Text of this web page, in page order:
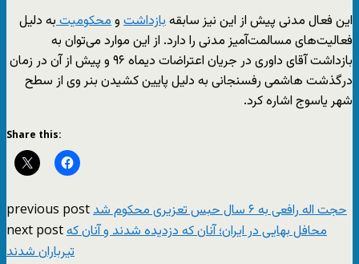
این فعال مدنی پیش از این نیز سابقهبازداشت ومحکومیتبه دلیل
فعالیت‌های مسالمت‌آمیز مدنی را دارد. از این موارد می‌توان به
بازداشت آقای داوری در جریان اعتراضات دیماه ۹۶ و پیش از آن در زمان
درگذشت هاشمی رفسنجانی به دلیل پایین کشیدن بنر وی از سطح
شهر یاسوج اشاره کرد.
Share this:
previous post حجت اله رافعی به ۶ سال حبس تعزیری محکوم شد
next postمحافل بهایی در ایران؛ آنان که دزدیده شدند و آنان که
تیرباران شدند